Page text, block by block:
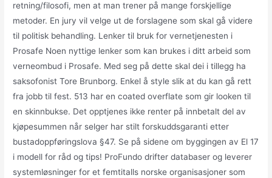
retning/filosofi, men at man trener på mange forskjellige
metoder. En jury vil velge ut de forslagene som skal gå videre
til politisk behandling. Lenker til bruk for vernetjenesten i
Prosafe Noen nyttige lenker som kan brukes i ditt arbeid som
verneombud i Prosafe. Med seg på dette skal dei i tillegg ha
saksofonist Tore Brunborg. Enkel å style slik at du kan gå rett
fra jobb til fest. 513 har en coated overflate som gir looken til
en skinnbukse. Det opptjenes ikke renter på innbetalt del av
kjøpesummen når selger har stilt forskuddsgaranti etter
bustadoppføringslova §47. Se på sidene om byggingen av El 17
i modell for råd og tips! ProFundo drifter databaser og leverer
systemløsninger for et femtitalls norske organisasjoner som